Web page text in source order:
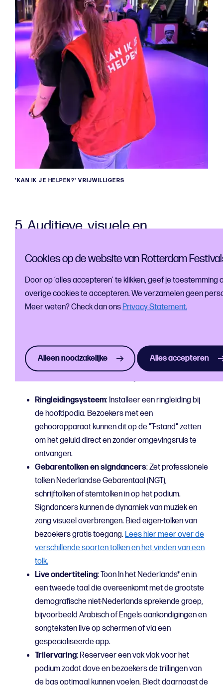
Cookies op de website van Rotterdam
Door op ‘alles accepteren’ te klikken, geef je toestemming
overige cookies te accepteren. We verzamelen geen
Meer weten? Check dan ons Privacy Statement.
Alleen noodzakelijke Alles accepteren
'KAN IK JE HELPEN?' VRIJWILLIGERS
5. Auditieve, visuele en
Toegankelijkheid gaat verder dan de fysieke
infrastructuur; hoe kan een bredere groep mensen het
festival ervaren?
(voor doven en
slechthorenden)
Ringleidingsysteem: Installeer een ringleiding bij
de hoofdpodia. Bezoekers met een
gehoorapparaat kunnen dit op de "T-stand" zetten
om het geluid direct en zonder omgevingsruis te
ontvangen.
Gebarentolken en signdancers: Zet professionele
tolken Nederlandse Gebarentaal (NGT),
schrijftolken of stemtolken in op het podium.
Signdancers kunnen de dynamiek van muziek en
zang visueel overbrengen. Bied eigen-tolken van
bezoekers gratis toegang.Lees hier meer over de
verschillende soorten tolken en het vinden van een
tolk.
Live ondertiteling: Toon In het Nederlands* en in
een tweede taal die overeenkomt met de grootste
demografische niet-Nederlands sprekende groep,
bijvoorbeeld Arabisch of Engels aankondigingen en
songteksten live op schermen of via een
gespecialiseerde app.
Trilervaring: Reserveer een vak vlak voor het
podium zodat dove en bezoekers de trillingen van
de bas optimaal kunnen voelen. Biedt daarnaast de